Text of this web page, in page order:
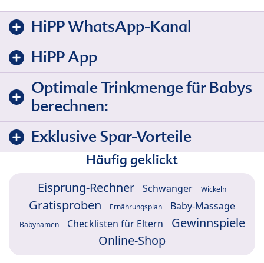
HiPP WhatsApp-Kanal
HiPP App
Optimale Trinkmenge für Babys
berechnen:
Exklusive Spar-Vorteile
Häufig geklickt
Eisprung-Rechner Schwanger Wickeln
Gratisproben Ernährungsplan Baby-Massage
Babynamen Checklisten für Eltern
Gewinnspiele
Online-Shop